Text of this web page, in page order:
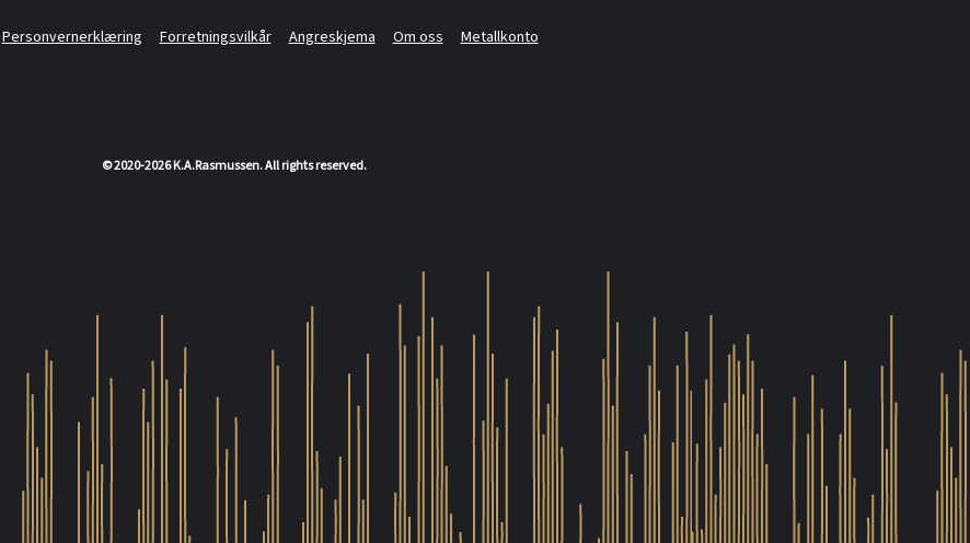
Personvernerklæring Forretningsvilkår Angreskjema Om oss Metallkonto
© 2020-2026 K.A.Rasmussen. All rights reserved.